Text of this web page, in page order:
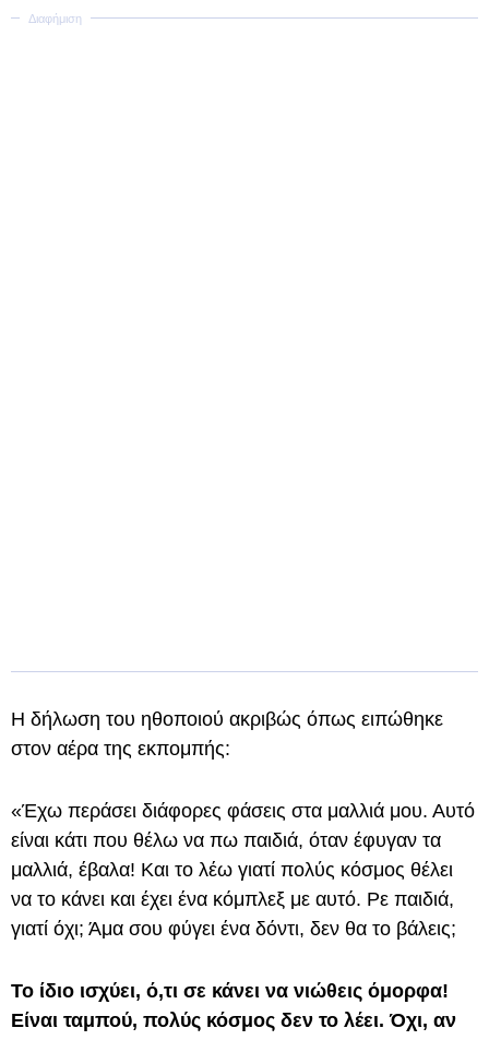
Η δήλωση του ηθοποιού ακριβώς όπως ειπώθηκε
στον αέρα της εκπομπής:
«Έχω περάσει διάφορες φάσεις στα μαλλιά μου. Αυτό
είναι κάτι που θέλω να πω παιδιά, όταν έφυγαν τα
μαλλιά, έβαλα! Και το λέω γιατί πολύς κόσμος θέλει
να το κάνει και έχει ένα κόμπλεξ με αυτό. Ρε παιδιά,
γιατί όχι; Άμα σου φύγει ένα δόντι, δεν θα το βάλεις;
Το ίδιο ισχύει, ό,τι σε κάνει να νιώθεις όμορφα!
Είναι ταμπού, πολύς κόσμος δεν το λέει. Όχι, αν